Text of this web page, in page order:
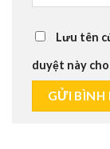
Lưu tên
duyệt này